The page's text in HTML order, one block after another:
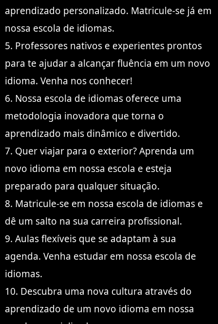
aprendizado personalizado. Matricule-se já em
nossa escola de idiomas.
5. Professores nativos e experientes prontos
para te ajudar a alcançar fluência em um novo
idioma. Venha nos conhecer!
6. Nossa escola de idiomas oferece uma
metodologia inovadora que torna o
aprendizado mais dinâmico e divertido.
7. Quer viajar para o exterior? Aprenda um
novo idioma em nossa escola e esteja
preparado para qualquer situação.
8. Matricule-se em nossa escola de idiomas e
dê um salto na sua carreira profissional.
9. Aulas flexíveis que se adaptam à sua
agenda. Venha estudar em nossa escola de
idiomas.
10. Descubra uma nova cultura através do
aprendizado de um novo idioma em nossa